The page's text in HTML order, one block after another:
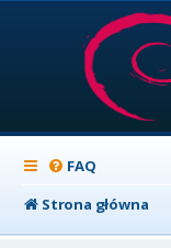
FAQ
Strona główna